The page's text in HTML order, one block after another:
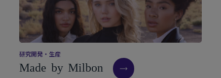
研究開発・ 生産
Made by Milbon